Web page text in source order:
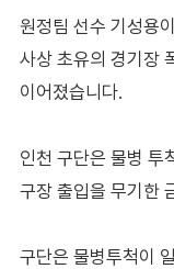
원정팀 선수 기성용
사상 초유의 경기장
이어졌습니다.
인천 구단은 물병 투
구장 출입을 무기한
구단은 물병투척이